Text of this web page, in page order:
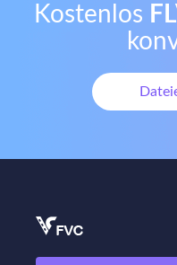
Kostenlos